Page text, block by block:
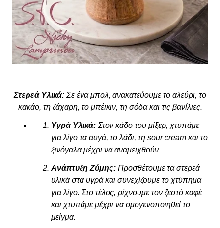
Στερεά Υλικά: Σε ένα μπολ, ανακατεύουμε το αλεύρι, το
κακάο, τη ζάχαρη, το μπέικιν, τη σόδα και τις βανίλιες.
Υγρά Υλικά: Στον κάδο του μίξερ, χτυπάμε
για λίγο τα αυγά, το λάδι, τη sour cream και το
ξινόγαλα μέχρι να αναμειχθούν.
Ανάπτυξη Ζύμης: Προσθέτουμε τα στερεά
υλικά στα υγρά και συνεχίζουμε το χτύπημα
για λίγο. Στο τέλος, ρίχνουμε τον ζεστό καφέ
και χτυπάμε μέχρι να ομογενοποιηθεί το
μείγμα.